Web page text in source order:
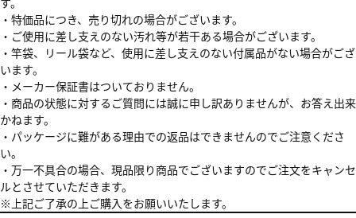
・特価品につき、売り切れの場合がございます。
・ご使用に差し支えのない汚れ等が若干ある場合がございます。
・竿袋、リール袋など、使用に差し支えのない付属品がない場合がござ
います。
・メーカー保証書はついておりません。
・商品の状態に対するご質問には誠に申し訳ありませんが、お答え出来
かねます。
・パッケージに難がある理由での返品はできませんのでご注意くださ
い。
・万一不具合の場合、現品限り商品でございますのでご注文をキャンセ
ルとさせていただきます。
※上記ご了承の上ご購入をお願いいたします。